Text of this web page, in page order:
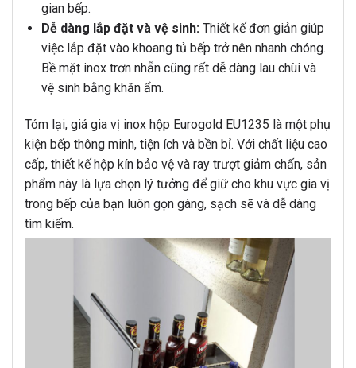
gian bếp.
Dễ dàng lắp đặt và vệ sinh:Thiết kế đơn giản giúp
việc lắp đặt vào khoang tủ bếp trở nên nhanh chóng.
Bề mặt inox trơn nhẵn cũng rất dễ dàng lau chùi và
vệ sinh bằng khăn ẩm.
Tóm lại, giá gia vị inox hộp Eurogold EU1235 là một phụ
kiện bếp thông minh, tiện ích và bền bỉ. Với chất liệu cao
cấp, thiết kế hộp kín bảo vệ và ray trượt giảm chấn, sản
phẩm này là lựa chọn lý tưởng để giữ cho khu vực gia vị
trong bếp của bạn luôn gọn gàng, sạch sẽ và dễ dàng
tìm kiếm.